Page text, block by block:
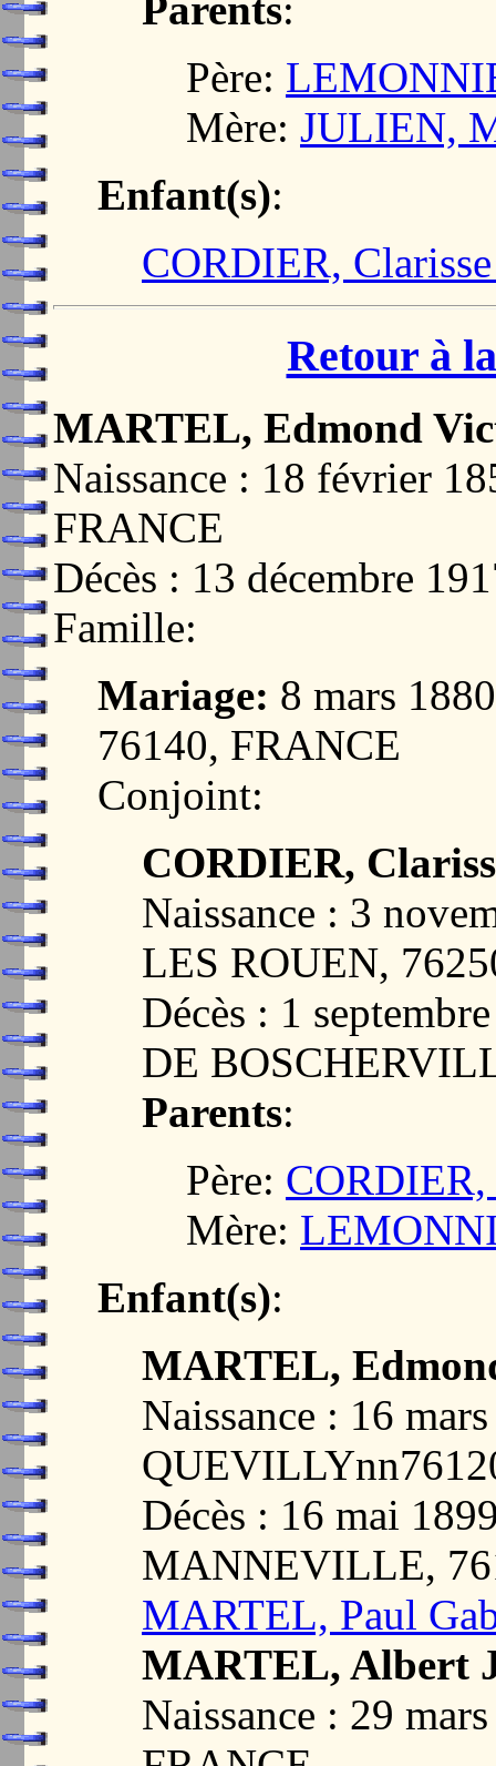
Père:
Mère: JULIEN,
Enfant(s):
CORDIER,
Retour à
MARTEL, Edmond
Naissance : 18 février
FRANCE
Décès : 13 décembre
Famille:
Mariage: 8 mars
76140, FRANCE
Conjoint:
CORDIER,
Naissance : 3
LES ROUEN,
Décès : 1
DE
Parents:
Père:
Mère:
Enfant(s):
MARTEL,
Naissance : 16
Décès : 16 mai
MANNEVILLE,
MARTEL, Paul
MARTEL, Albert
Naissance : 29